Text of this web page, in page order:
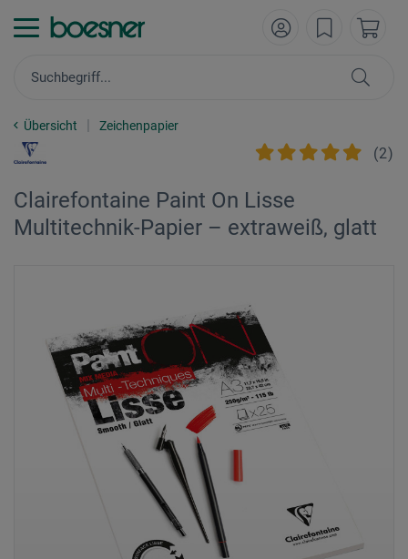
Übersicht Zeichenpapier
(2)
Clairefontaine Paint On Lisse
Multitechnik-Papier – extraweiß, glatt